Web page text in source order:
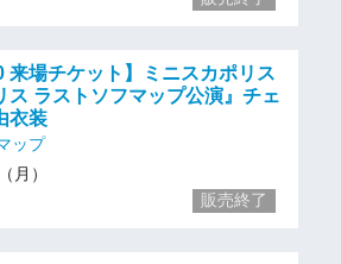
来場チケット】ミニスカポリス
ス ラストソフマップ公演』チェ
衣装
ップ
月）
販売終了